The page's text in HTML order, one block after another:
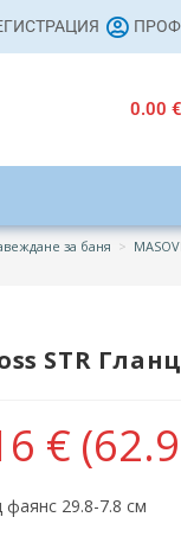
0.00€
за баня >
STR
€
фаянс 29.8-7.8 см